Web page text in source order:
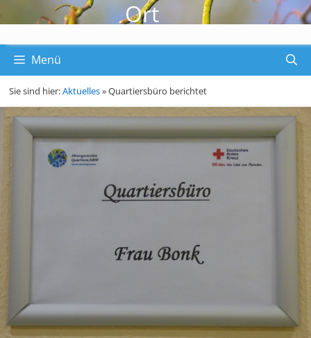
Ort
Menü
Sie sind hier:Aktuelles»Quartiersbüro berichtet